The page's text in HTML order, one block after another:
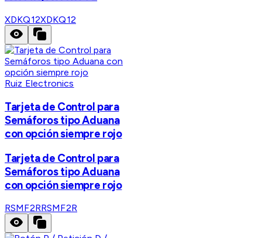
XDKQ12XDKQ12
Ruiz Electronics
Tarjeta de Control para
Semáforos tipo Aduana
con opción siempre rojo
Tarjeta de Control para
Semáforos tipo Aduana
con opción siempre rojo
RSMF2RRSMF2R